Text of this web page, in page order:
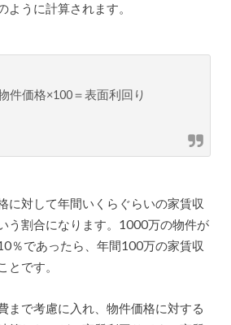
ように計算されます。
件価格×100＝表面利回り
に対して年間いくらぐらいの家賃収
う割合になります。1000万の物件が
％であったら、年間100万の家賃収
とです。
まで考慮に入れ、物件価格に対する